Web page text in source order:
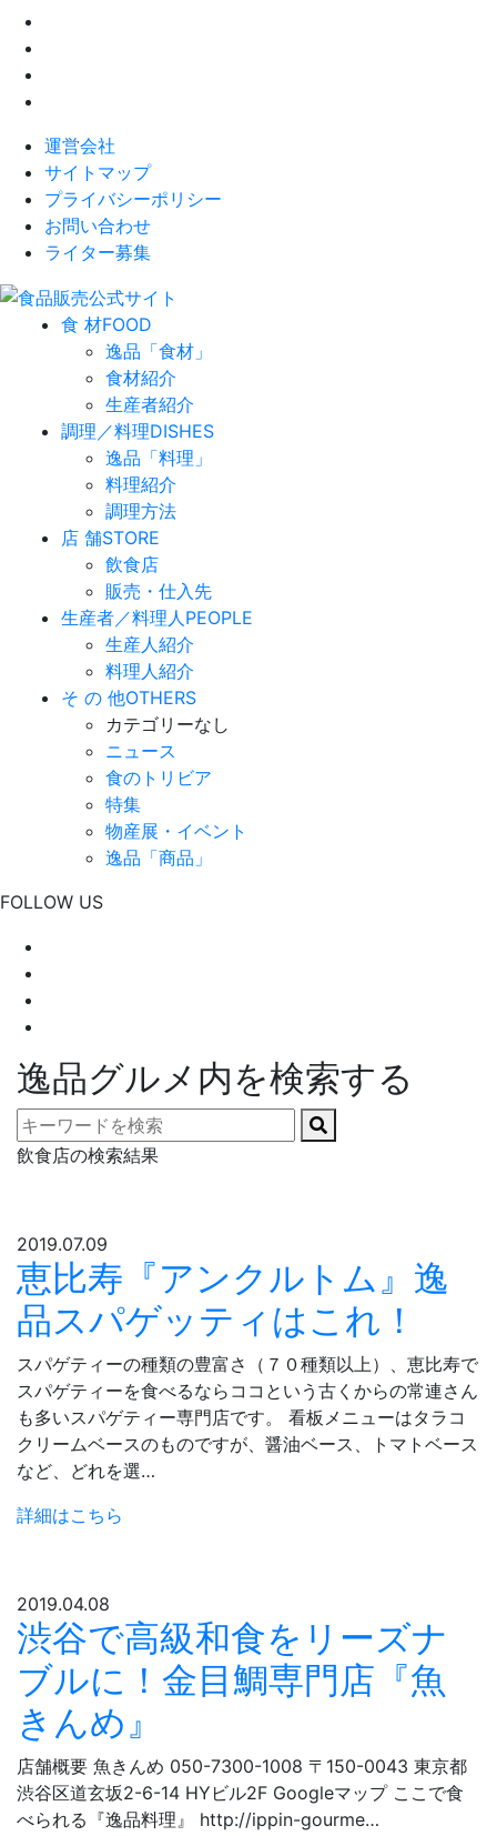
運営会社
サイトマップ
プライバシーポリシー
お問い合わせ
ライター募集
食 材FOOD
逸品「食材」
食材紹介
生産者紹介
調理／料理DISHES
逸品「料理」
料理紹介
調理方法
店 舗STORE
飲食店
販売・仕入先
生産者／料理人PEOPLE
生産人紹介
料理人紹介
そ の 他OTHERS
カテゴリーなし
ニュース
食のトリビア
特集
物産展・イベント
逸品「商品」
FOLLOW US
逸品グルメ内を検索する
飲食店の検索結果
2019.07.09
恵比寿『アンクルトム』逸
品スパゲッティはこれ！
スパゲティーの種類の豊富さ（７０種類以上）、恵比寿で
スパゲティーを食べるならココという古くからの常連さん
も多いスパゲティー専門店です。 看板メニューはタラコ
クリームベースのものですが、醤油ベース、トマトベース
など、どれを選…
詳細はこちら
2019.04.08
渋谷で高級和食をリーズナ
ブルに！金目鯛専門店『魚
きんめ』
店舗概要 魚きんめ 050-7300-1008 〒150-0043 東京都
渋谷区道玄坂2-6-14 HYビル2F Googleマップ ここで食
べられる『逸品料理』 http://ippin-gourme…